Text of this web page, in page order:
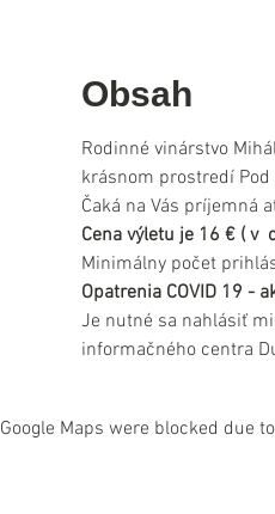
Obsah
Rodinné vinárstvo
krásnom prostredí Pod
Čaká na Vás príjemná
Cena výletu je 16 € ( v
Minimálny počet
Opatrenia COVID 19 -
Je nutné sa nahlásiť
informačného centra
Google Maps were blocked due